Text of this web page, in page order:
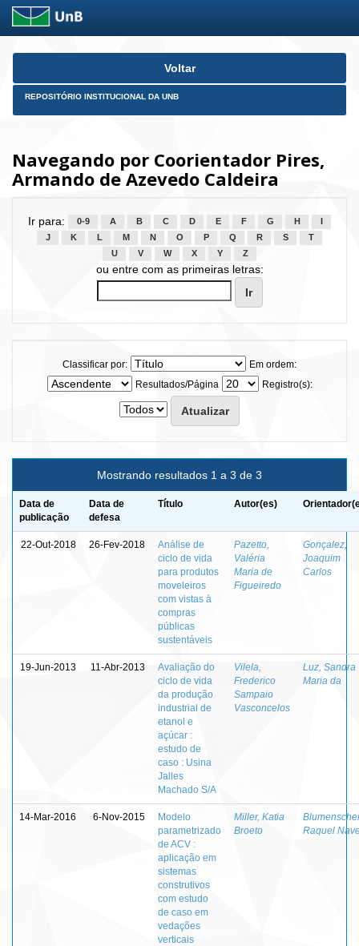
Skip
Voltar
REPOSITÓRIO INSTITUCIONAL DA UNB
Navegando por Coorientador Pires,
Armando de Azevedo Caldeira
Ir para: 0-9 A B C D E F G H
J
K L M N O P Q R S
T
U
V W X Y Z
ou entre com as primeiras letras:
Classificar por:
Em ordem:
Resultados/Página
Registro(s):
Mostrando resultados 1 a 3 de 3
Data de
publicação
Data de
defesa
Título Autor(es)
22-Out-2018 26-Fev-2018
Análise de
ciclo de vida
para produtos
moveleiros
com vistas à
compras
públicas
sustentáveis
Pazetto,
Valéria
Maria de
Figueiredo
Gonçalez,
Joaquim
Carlos
19-Jun-2013 11-Abr-2013
Avaliação do
ciclo de vida
da produção
industrial de
etanol e
açúcar :
estudo de
caso : Usina
Jalles
Machado S/A
Vilela,
Frederico
Sampaio
Vasconcelos
Luz, Sandra
Maria da
14-Mar-2016 6-Nov-2015
Modelo
parametrizado
de ACV :
aplicação em
sistemas
construtivos
com estudo
de caso em
vedações
verticais
Miller, Katia
Broeto
Raquel